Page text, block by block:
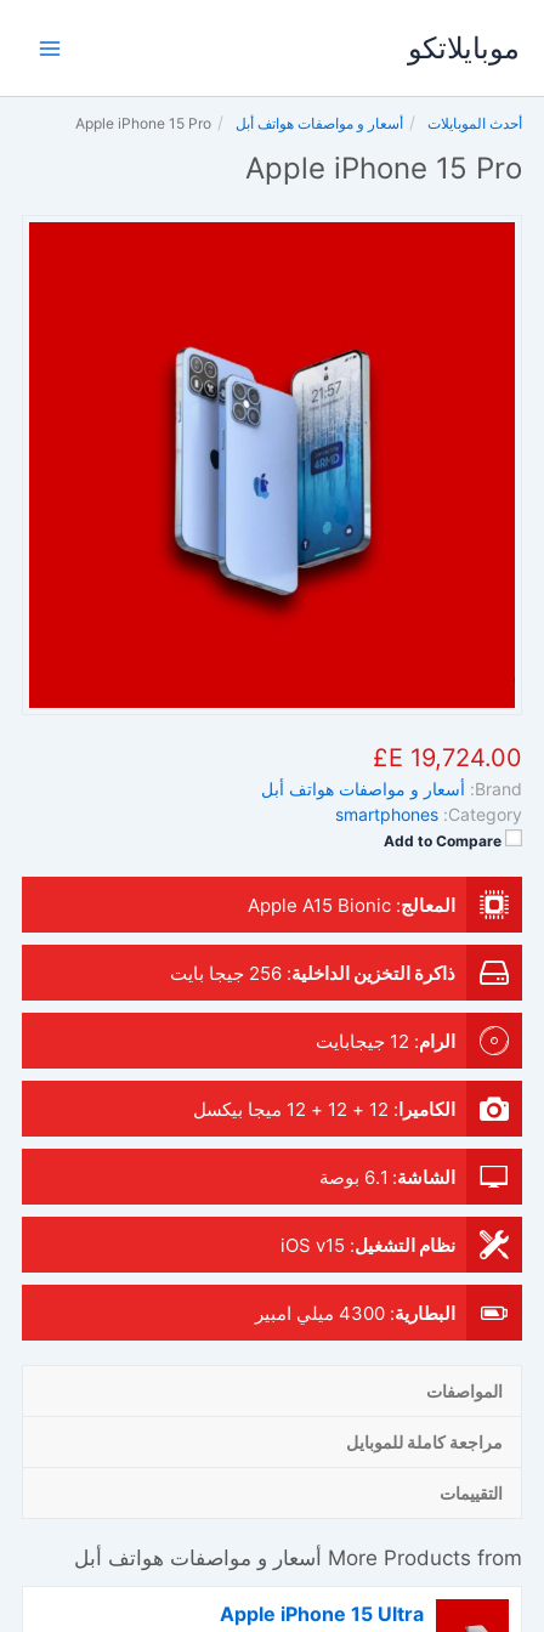
المحتوى
موبايلاتكو
أحدث الموبايلات أسعار و مواصفات هواتف أبل Apple iPhone 15 Pro
Apple iPhone 15 Pro
19,724.00 E£
Brand: أسعار و مواصفات هواتف أبل
Category:
smartphones
Add to Compare
المعالج:
Apple A15 Bionic
ذاكرة التخزين الداخلية: 256 جيجا بايت
الرام: 12 جيجابايت
الكاميرا : 12 + 12 + 12 ميجا بيكسل
الشاشة: 6.1 بوصة
نظام التشغيل:
iOS v15
البطارية: 4300 ميلي امبير
المواصفات
مراجعة كاملة للموبايل
التقييمات
More Products from أسعار و مواصفات هواتف أبل
Apple iPhone 15 Ultra